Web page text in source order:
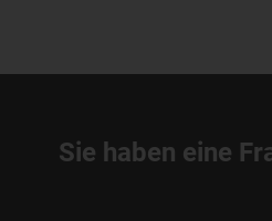
Sie haben eine